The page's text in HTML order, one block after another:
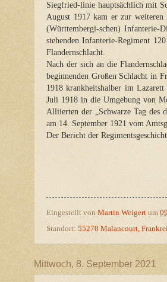
Siegfried-linie hauptsächlich mit
August 1917 kam er zur
(Württembergi-schen)
stehenden Infanterie-Regiment
Flandernschlacht.
Nach der sich an die
beginnenden Großen Schlacht in
1918 krankheitshalber im
Juli 1918 in die Umgebung von
Alliierten der „Schwarze Tag des
am 14. September 1921 vom
Der Bericht der
Eingestellt von Martin Weigert um
Standort: 55270 Malancourt,
Mittwoch, 8. September 2021